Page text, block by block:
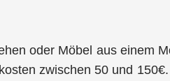
oder Möbel aus einem
zwischen 50 und